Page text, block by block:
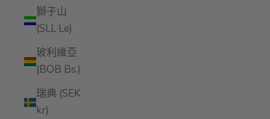
獅子山
(SLL Le)
玻利維亞
(BOB Bs.)
瑞典 (SEK
kr)